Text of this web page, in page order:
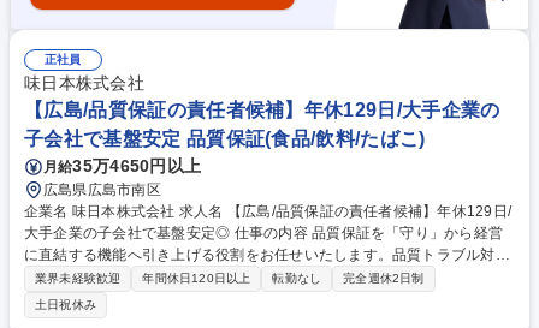
正社員
味日本株式会社
【広島/品質保証の責任者候補】年休129日/大手企業の
子会社で基盤安定 品質保証(食品/飲料/たばこ)
月給35万4650円以上
広島県広島市南区
企業名 味日本株式会社 求人名 【広島/品質保証の責任者候補】年休129日/
大手企業の子会社で基盤安定◎ 仕事の内容 品質保証を「守り」から経営
に直結する機能へ引き上げる役割をお任せいたします。品質トラブル対応
だけでなく、品質戦略の構築、他部門との調整や牽引いただくことを期待
します。 ◇監査対応：OEM委託元（大手メーカー）からの定期点検・監
査の対応、報告書作成 ◇品質管理：工場内の衛生管理、工程管理における
業界未経験歓迎 年間休日120日以上 転勤なし
完全週休2日制
土日祝休み